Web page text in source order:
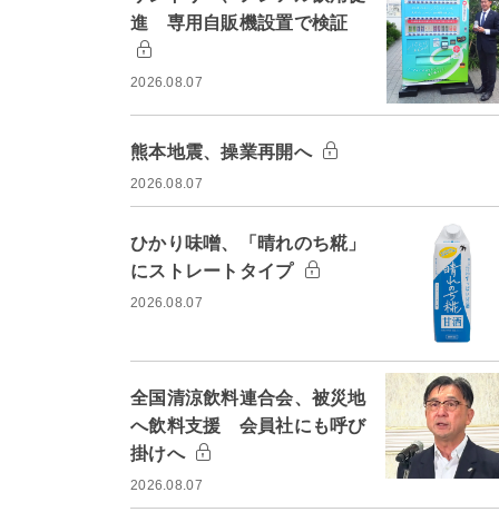
進 専用自販機設置で検証
2026.08.07
熊本地震、操業再開へ
2026.08.07
ひかり味噌、「晴れのち糀」
にストレートタイプ
2026.08.07
全国清涼飲料連合会、被災地
へ飲料支援 会員社にも呼び
掛けへ
2026.08.07